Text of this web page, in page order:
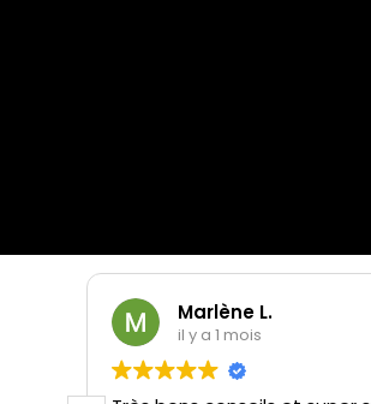
Marlène L.
il y a 1 mois